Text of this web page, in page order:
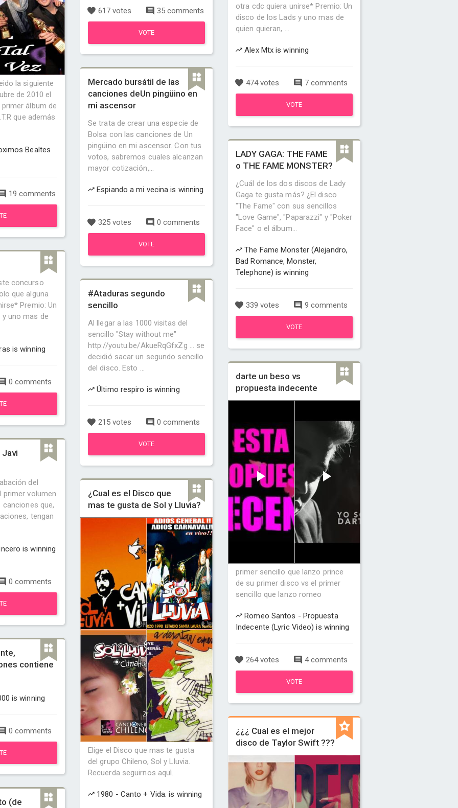
la siguiente
de 2010 el
álbum de
que además
Bealtes
19 comments
concurso
que alguna
Premio: Un
uno mas de
is winning
0 comments
del
primer volumen
canciones que,
tengan
is winning
0 comments
contiene
is winning
0 comments
(de
617 votes 35 comments
VOTE
Mercado bursátil de las
canciones deUn pingüino en
mi ascensor
Se trata de crear una especie de
Bolsa con las canciones de Un
pingüino en mi ascensor. Con tus
votos, sabremos cuales alcanzan
mayor cotización,...
Espiando a mi vecina is winning
325 votes 0 comments
VOTE
#Ataduras segundo
sencillo
Al llegar a las 1000 visitas del
sencillo "Stay without me"
http://youtu.be/AkueRqGfxZg ... se
decidió sacar un segundo sencillo
del disco. Esto ...
Último respiro is winning
215 votes 0 comments
VOTE
¿Cual es el Disco que
mas te gusta de Sol y Lluvia?
Elige el Disco que mas te gusta
del grupo Chileno, Sol y Lluvia.
Recuerda seguirnos aquì.
1980 - Canto + Vida. is winning
otra cdc quiera unirse* Premio: Un
disco de los Lads y uno mas de
quien quieran, ...
Alex Mtx is winning
474 votes 7 comments
VOTE
LADY GAGA: THE FAME
o THE FAME MONSTER?
¿Cuál de los dos discos de Lady
Gaga te gusta más? ¿El disco
"The Fame" con sus sencillos
"Love Game", "Paparazzi" y "Poker
Face" o el álbum...
The Fame Monster (Alejandro,
Bad Romance, Monster,
Telephone) is winning
339 votes 9 comments
VOTE
darte un beso vs
propuesta indecente
primer sencillo que lanzo prince
de su primer disco vs el primer
sencillo que lanzo romeo
Romeo Santos - Propuesta
Indecente (Lyric Video) is winning
264 votes 4 comments
VOTE
¿¿¿ Cual es el mejor
disco de Taylor Swift ???